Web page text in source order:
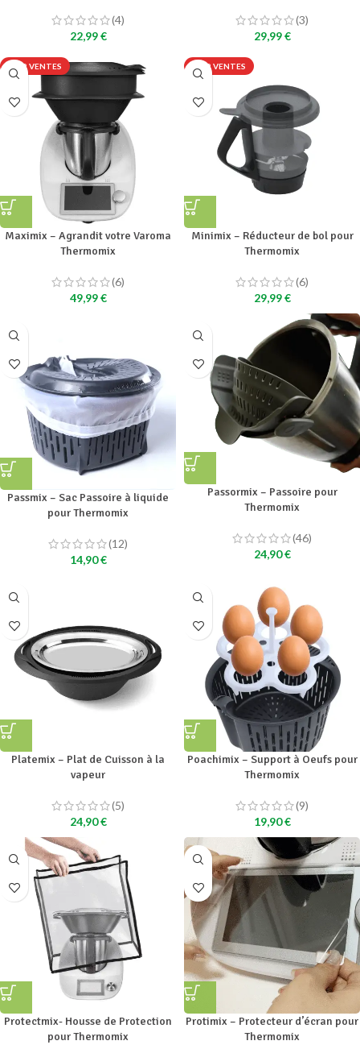
(4)
22,99€
(3)
29,99€
TOP VENTES
Maximix – Agrandit votre Varoma
Thermomix
(6)
49,99€
TOP VENTES
Minimix – Réducteur de bol pour
Thermomix
(6)
29,99€
Passmix – Sac Passoire à liquide
pour Thermomix
(12)
14,90€
Passormix – Passoire pour
Thermomix
(46)
24,90€
Platemix – Plat de Cuisson à la
vapeur
(5)
24,90€
Poachimix – Support à Oeufs pour
Thermomix
(9)
19,90€
Protectmix- Housse de Protection
pour Thermomix
Protimix – Protecteur d’écran pour
Thermomix